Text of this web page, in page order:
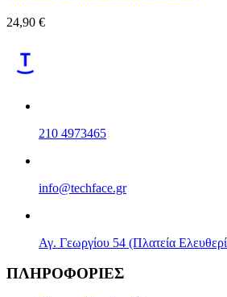
24,90 €
210 4973465
info@techface.gr
Αγ. Γεωργίου 54 (Πλατεία
ΠΛΗΡΟΦΟΡΙΕΣ